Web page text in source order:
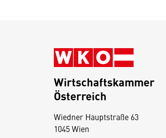
Wirtschaftskammer
Österreich
Wiedner Hauptstraße 63
1045 Wien